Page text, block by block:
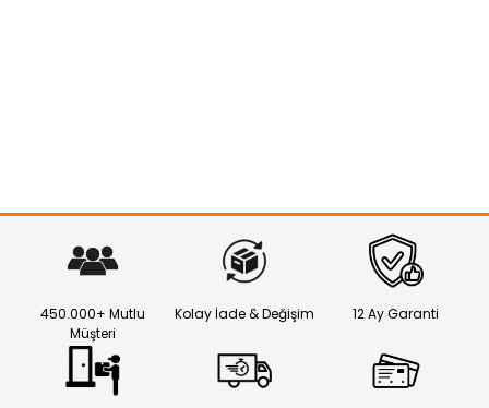
450.000+ Mutlu
Müşteri
Kolay İade & Değişim 12 Ay Garanti